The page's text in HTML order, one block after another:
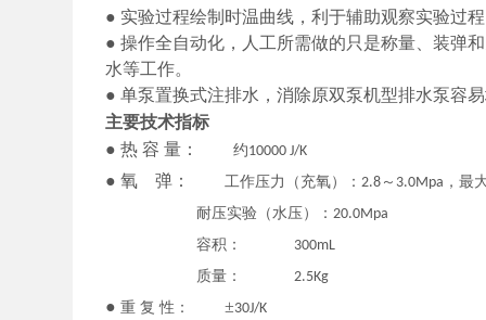
● 实验过程绘制时温曲线，利于辅助观察实验过
● 操作全自动化，人工所需做的只是称量、装弹
水等工作。
● 单泵置换式注排水，消除原双泵机型排水泵容
主要技术指标
● 热 容 量 ： 约10000 J/K
● 氧 弹 ： 工作压力（充氧）：2.8 ～ 3.0Mpa ，最
耐压实验（水压）：20.0Mpa
容积：
300mL
质量：
2.5Kg
● 重 复 性： ±30J/K